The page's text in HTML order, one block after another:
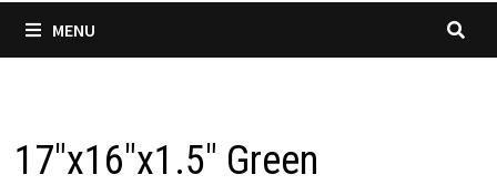
MENU
17″x16″x1.5″ Green